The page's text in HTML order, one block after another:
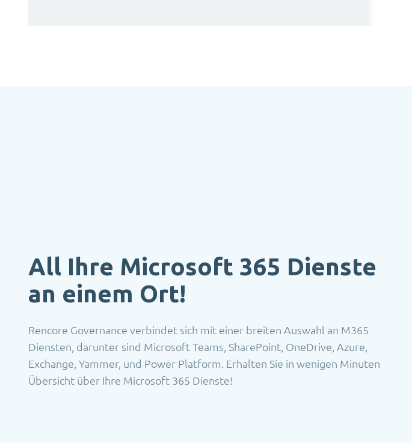
All Ihre Microsoft 365 Dienste
an einem Ort!
Rencore Governance verbindet sich mit einer breiten Auswahl an M365
Diensten, darunter sind Microsoft Teams, SharePoint, OneDrive, Azure,
Exchange, Yammer, und Power Platform. Erhalten Sie in wenigen Minuten
Übersicht über Ihre Microsoft 365 Dienste!